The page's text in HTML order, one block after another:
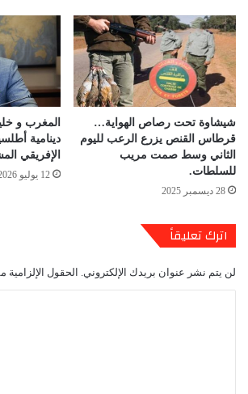
شيشاوة تحت رصاص الهواية…
قرطاس القنص يزرع الرعب لليوم
الثاني وسط صمت مريب
للسلطات.
28 ديسمبر 2025
المغرب و
دينامية
الإفريقي
12 يوليو 2026
اترك تعليقاً
لن يتم نشر عنوان بريدك الإلكتروني. الحقول الإلزامية